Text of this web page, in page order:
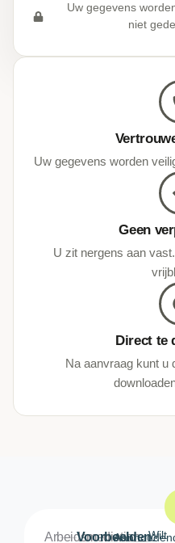
u
e
Uw gegevens
niet
Uw gegevens worden
Geen
U zit nergens aan
Direct te
Na aanvraag kunt u
Arbeidsmediation
Voorbeelden:Wilt